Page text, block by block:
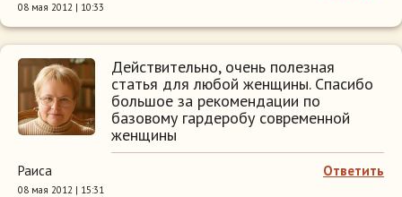
08 мая 2012 | 10:33
Действительно, очень полезная
статья для любой женщины. Спасибо
большое за рекомендации по
базовому гардеробу современной
женщины
Ответить
Раиса
08 мая 2012 | 15:31